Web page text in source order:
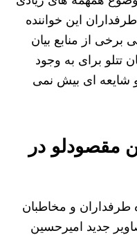
این خواننده
برخی از منابع بیان
تتلو برای به وجود
شایعه‌ ای بیش نمی‌
مقصودلو در
طرفداران و مخاطبان
جدید امیرحسین